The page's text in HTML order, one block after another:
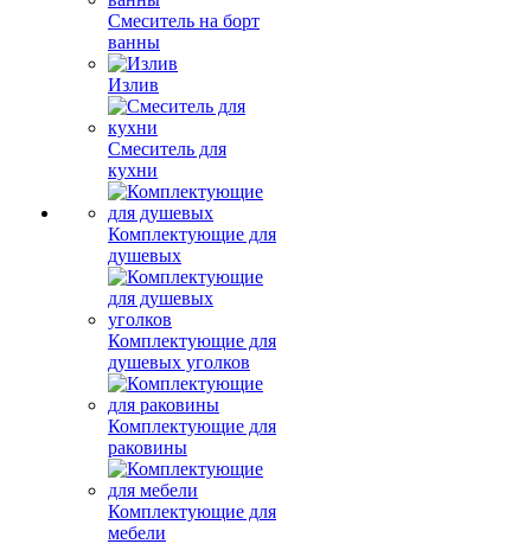
Смеситель на борт
ванны
Излив
Смеситель для
кухни
Комплектующие для
душевых
Комплектующие для
душевых уголков
Комплектующие для
раковины
Комплектующие для
мебели